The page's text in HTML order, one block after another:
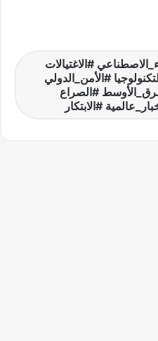
#الاغتيالات
#الأمن_الدولي
#الصراع
#الابتكار